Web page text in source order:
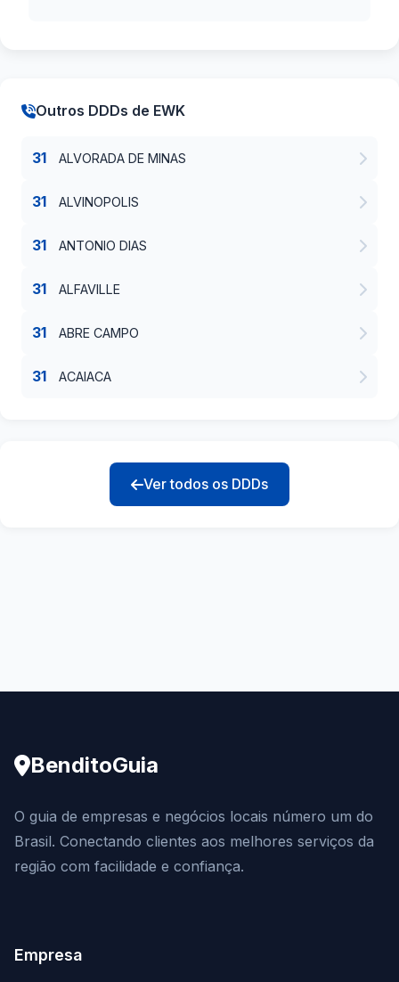
Outros DDDs de EWK
31 ALVORADA DE MINAS
31 ALVINOPOLIS
31 ANTONIO DIAS
31 ALFAVILLE
31 ABRE CAMPO
31 ACAIACA
Ver todos os DDDs
BenditoGuia
O guia de empresas e negócios locais número um do
Brasil. Conectando clientes aos melhores serviços da
região com facilidade e confiança.
Empresa